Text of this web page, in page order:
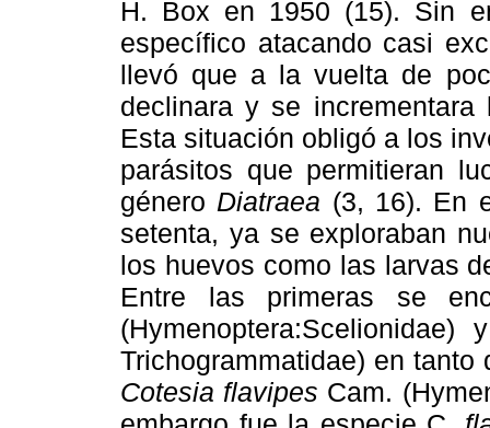
H. Box en 1950 (15). Sin
específico atacando casi
llevó que a la vuelta de
declinara y se
Esta situación obligó a los
parásitos que permitieran
género Diatraea (3, 16). En
setenta, ya se exploraban
los huevos como las larvas
Entre las primeras se
(Hymenoptera:Scelionidae)
Trichogrammatidae) en
Cotesia flavipes Cam.